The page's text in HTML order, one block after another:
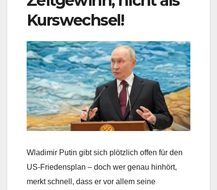
Kurswechsel!
Wladimir Putin gibt sich plötzlich offen für den
US-Friedensplan – doch wer genau hinhört,
merkt schnell, dass er vor allem seine